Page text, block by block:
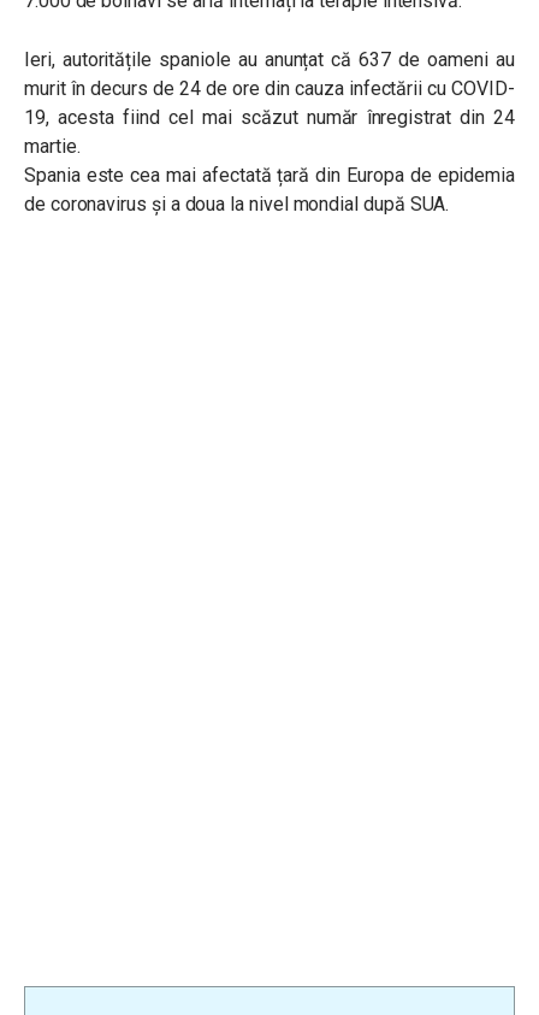
Ieri, autoritățile spaniole au anunțat că 637 de oameni au
murit în decurs de 24 de ore din cauza infectării cu COVID-
19, acesta fiind cel mai scăzut număr înregistrat din 24
martie.
Spania este cea mai afectată țară din Europa de epidemia
de coronavirus și a doua la nivel mondial după SUA.